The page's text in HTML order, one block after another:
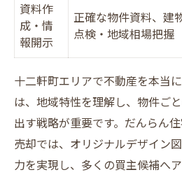
用
だんらん住宅のプレ
値を生む仕組み
直接買取とオークショ
一級建築士による調査
リフォーム提案で価値
だんらん住宅の口コ
説
資料作
成・情
報開示
正確な物件資料、建
点検・地域相場把握
十二軒町エリアで不動産を本当
は、地域特性を理解し、物件ご
出す戦略が重要です。だんらん
売却では、オリジナルデザイン
力を実現し、多くの買主候補へ